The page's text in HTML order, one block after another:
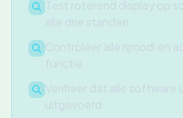
Test roterend display op
alle drie standen
Controleer alle rijmodi en
functie
Verifieer dat alle software
uitgevoerd